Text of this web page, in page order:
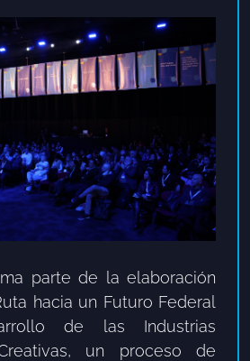
parte de la elaboración
hacia un Futuro Federal
de las Industrias
un proceso de